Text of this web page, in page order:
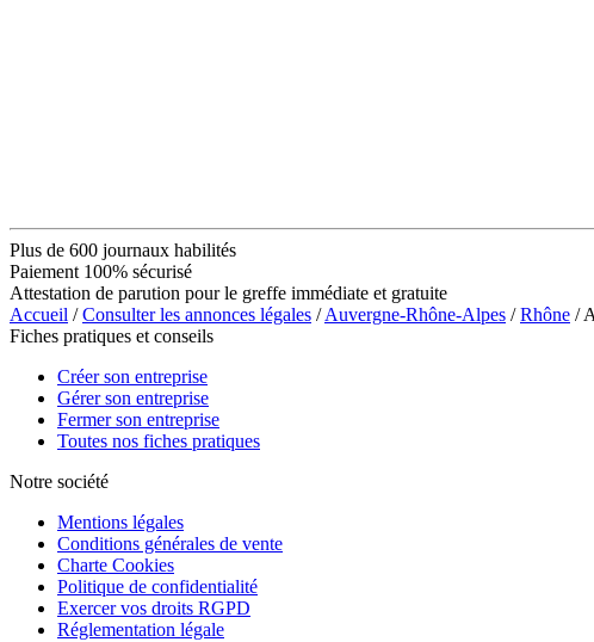
Plus de 600 journaux habilités
Paiement 100% sécurisé
Attestation de parution pour le greffe immédiate et gratuite
Accueil /Consulter les annonces légales /Auvergne-Rhône-Alpes /Rhône /
Fiches pratiques et conseils
Créer son entreprise
Gérer son entreprise
Fermer son entreprise
Toutes nos fiches pratiques
Notre société
Mentions légales
Conditions générales de vente
Charte Cookies
Politique de confidentialité
Exercer vos droits RGPD
Réglementation légale